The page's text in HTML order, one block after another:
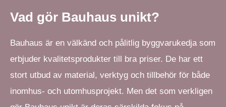
Vad gör Bauhaus unikt?
Bauhaus är en välkänd och pålitlig byggvarukedja som
erbjuder kvalitetsprodukter till bra priser. De har ett
stort utbud av material, verktyg och tillbehör för både
inomhus- och utomhusprojekt. Men det som verkligen